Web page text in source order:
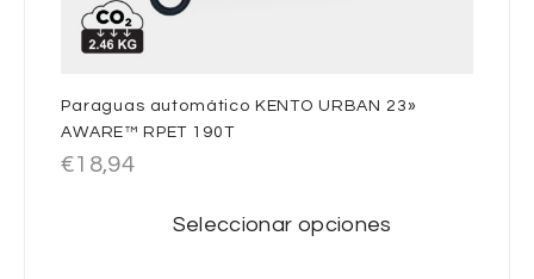
Paraguas automático KENTO URBAN 23»
AWARE™ RPET 190T
€18,94
Seleccionar opciones